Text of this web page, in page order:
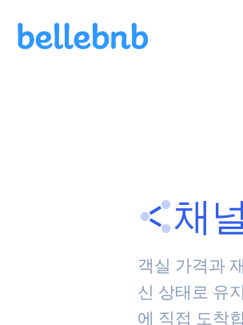
채
객실 가격과
신 상태로 유
에 직접 도착